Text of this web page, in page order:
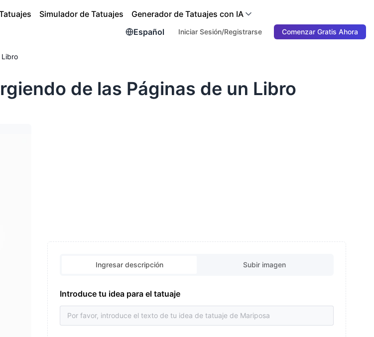
Español Iniciar Sesión/Registrarse Comenzar Gratis Ahora
Simulador de Tatuajes Generador de Tatuajes con IA
Libro
de las Páginas de un Libro
Ingresar descripción Subir imagen
Introduce tu idea para el tatuaje